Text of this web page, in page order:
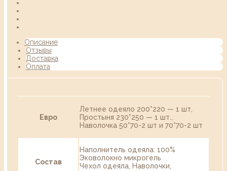
Описание
Отзывы
Доставка
Оплата
Евро
Летнее одеяло 200*220 — 1 шт,
Простыня 230*250 — 1 шт.,
Наволочка 50*70-2 шт и 70*70-2 шт
Состав
Наполнитель одеяла: 100%
Эковолокно микрогель
Чехол одеяла, Наволочки,